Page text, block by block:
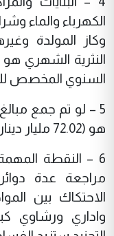
الكهرباء والماء
وكاز المولدة
النثرية الشهري هو
السنوي المخصص للنثرية هو (4.68
هو (72.02 مليار دينار سنويا).
6 – النقطة
مراجعة عدة دوائر
الاحتكاك بين
واداري ورشاوي